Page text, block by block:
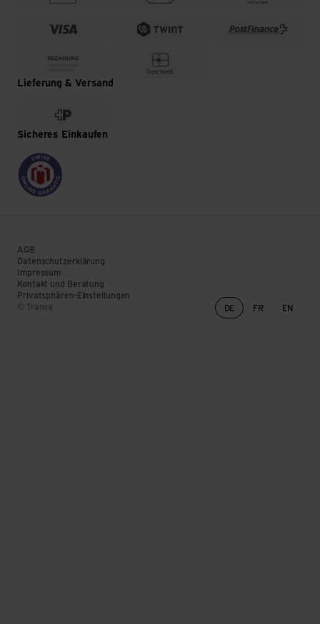
Lieferung & Versand
Sicheres Einkaufen
© Transa
AGB
Datenschutzerklärung
Impressum
Kontakt und Beratung
Privatsphären-Einstellungen
Sprachwechsel
DE FR EN